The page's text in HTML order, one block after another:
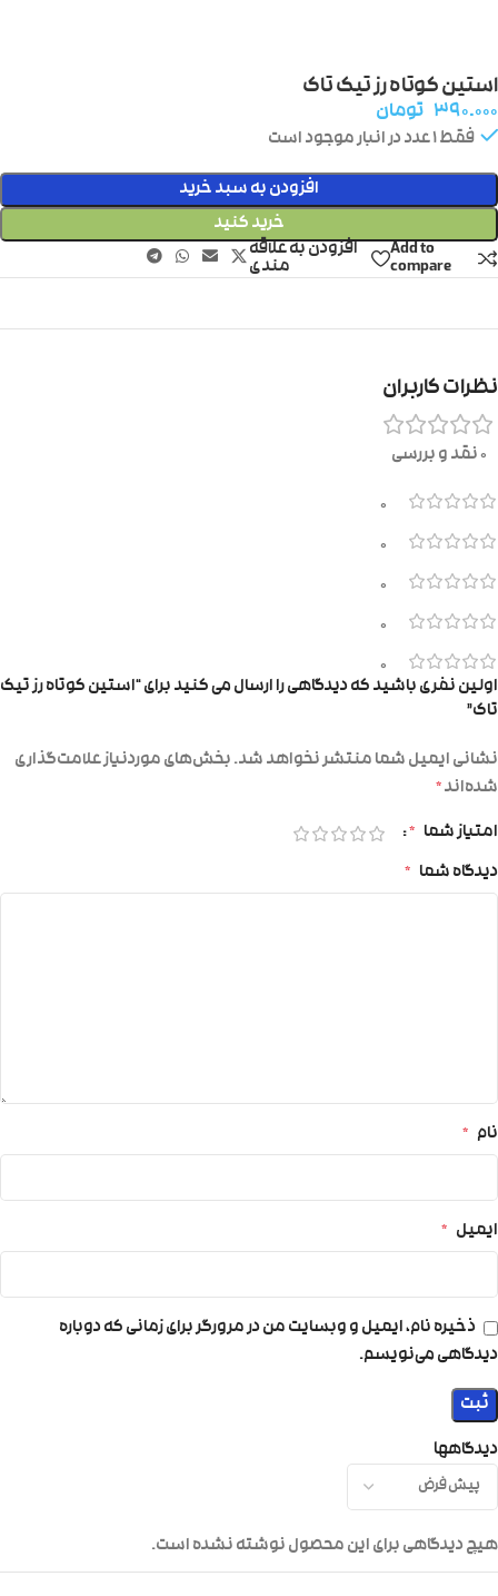
استین کوتاه رز تیک تاک
۳۹۰.۰۰۰ تومان
فقط 1 عدد در انبار موجود است
افزودن به سبد خرید
خرید کنید
Add to
compare
افزودن به علاقه
مندی
نظرات کاربران
0 نقد و بررسی
0
0
0
0
0
دیدگاهها
هیچ دیدگاهی برای این محصول نوشته نشده است.
اولین نفری باشید که دیدگاهی را ارسال می کنید برای “استین کوتاه رز تیک
تاک”
نشانی ایمیل شما منتشر نخواهد شد.بخش‌های موردنیاز علامت‌گذاری
شده‌اند*
امتیاز شما *
دیدگاه شما *
نام *
ایمیل *
ذخیره نام، ایمیل و وبسایت من در مرورگر برای زمانی که دوباره
دیدگاهی می‌نویسم.